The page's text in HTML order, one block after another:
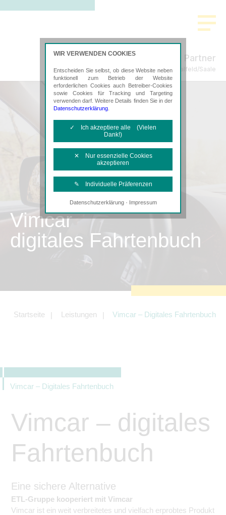
Freund & Partner
Steuerberatung in Saalfeld/Saale
Vimcar
digitales Fahrtenbuch
Startseite Leistungen Vimcar – Digitales Fahrtenbuch
Vimcar – Digitales Fahrtenbuch
Vimcar – digitales
Fahrtenbuch
Eine sichere Alternative
ETL-Gruppe kooperiert mit Vimcar
Vimcar ist ein weit verbreitetes und vielfach erprobtes Produkt
WIR VERWENDEN COOKIES
Entscheiden Sie selbst, ob diese Website neben
funktionell zum Betrieb der Website
erforderlichen Cookies auch Betreiber-Cookies
sowie Cookies für Tracking und Targeting
verwenden darf. Weitere Details finden Sie in der
Datenschutzerklärung
✓ Ich akzeptiere alle (Vielen
Dank!)
✕ Nur essenzielle Cookies
akzeptieren
✎ Individuelle Präferenzen
Notwendige Cookies
Diese Cookies sind erforderlich, um die
Tracking- und Targeting-Cookies
Diese Cookies sind erforderlich, um
Angebotes einschließlich der
Angeboten von z.B. Facebook und
LinkedIn.
können.
Datenschutzerklärung· Impressum